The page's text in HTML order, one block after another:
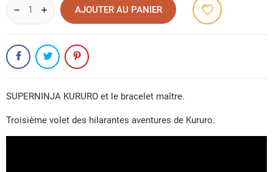
AJOUTER AU PANIER
SUPERNINJA KURURO et le bracelet maître.
Troisième volet des hilarantes aventures de Kururo.